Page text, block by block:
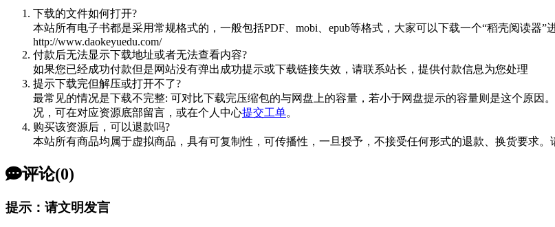
下载的文件如何打开?
本站所有电子书都是采用常规格式的，一般包括PDF、mobi、epub等格式，大家可以下载一个“稻壳阅读器
http://www.daokeyuedu.com/
付款后无法显示下载地址或者无法查看内容?
如果您已经成功付款但是网站没有弹出成功提示或下载链接失效，请联系站长，提供付款信息为您处理
提示下载完但解压或打开不了?
最常见的情况是下载不完整: 可对比下载完压缩包的与网盘上的容量，若小于网盘提示的容量则是这个原因
况，可在对应资源底部留言，或在个人中心提交工单。
购买该资源后，可以退款吗?
本站所有商品均属于虚拟商品，具有可复制性，可传播性，一旦授予，不接受任何形式的退款、换货要求
评论(0)
提示：请文明发言